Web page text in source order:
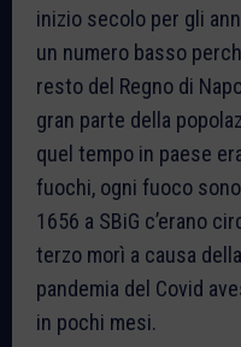
inizio secolo per gli
un numero basso
resto del Regno di
gran parte della
quel tempo in paese
fuochi, ogni fuoco
1656 a SBiG c’erano
terzo morì a causa
pandemia del Covid
in pochi mesi.